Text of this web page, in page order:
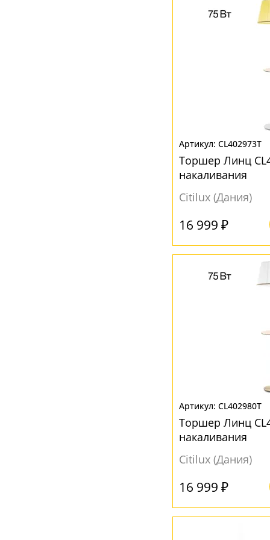
CL402973T
Торшер Линц
накаливания
Citilux (Дания)
16 999 ₽
CL402980T
Торшер Линц
накаливания
Citilux (Дания)
16 999 ₽